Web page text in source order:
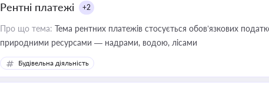
Рентні платежі +2
Про що тема: Тема рентних платежів стосується обов’язкових
природними ресурсами — надрами, водою, лісами
Будівельна діяльність